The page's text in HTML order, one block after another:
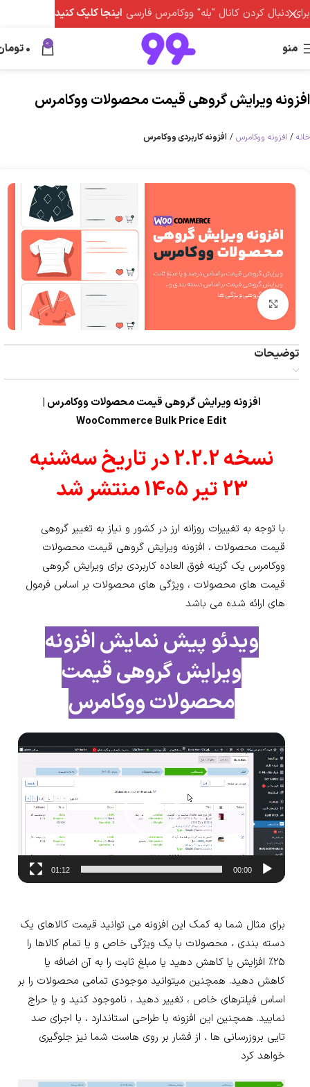
منو 0
0
افزونه ویرایش گروهی قیمت محصولات ووکامرس
خانه افزونه ووکامرس افزونه کاربردی ووکامرس
برای بزرگنمایی کلیک کنید
توضیحات
افزونه ویرایش گروهی قیمت محصولات ووکامرس |
WooCommerce Bulk Price Edit
نسخه 2.2.2 در تاریخ سه‌شنبه
23 تیر 1405 منتشر شد
با توجه به تغییرات روزانه ارز در کشور و نیاز به تغییر گروهی
قیمت محصولات ، افزونه ویرایش گروهی قیمت محصولات
ووکامرس یک گزینه فوق العاده کاربردی برای ویرایش گروهی
قیمت های محصولات ، ویژگی های محصولات بر اساس فرمول
های ارائه شده می باشد
ویدئو پیش نمایش افزونه
ویرایش گروهی قیمت
محصولات ووکامرس
نمایشگر
ویدیو
00:00
01:12
برای مثال شما به کمک این افزونه می توانید قیمت کالاهای یک
دسته بندی ، محصولات با یک ویژگی خاص و یا تمام کالاها را
25% افزایش یا کاهش دهید یا مبلغ ثابت را به آن اضافه یا
کاهش دهید. همچنین میتوانید موجودی تمامی محصولات را بر
اساس فیلترهای خاص ، تغییر دهید ، ناموجود کنید و یا حراج
نمایید. همچنین این افزونه با طراحی استاندارد ، با اجرای صد
تایی بروزرسانی ها ، از فشار بر روی هاست شما نیز جلوگیری
خواهد کرد
برای دنبال کردن کانال "بله" ووکامرس فارسی اینجا کلیک کنید